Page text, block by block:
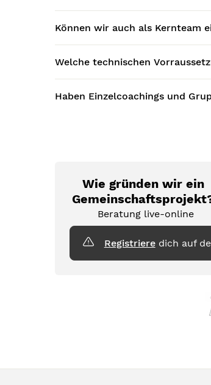
Können wir auch als Kernteam
Welche technischen
Haben Einzelcoachings und
Wie gründen wir ein
Beratung live-online
Registrieredich auf